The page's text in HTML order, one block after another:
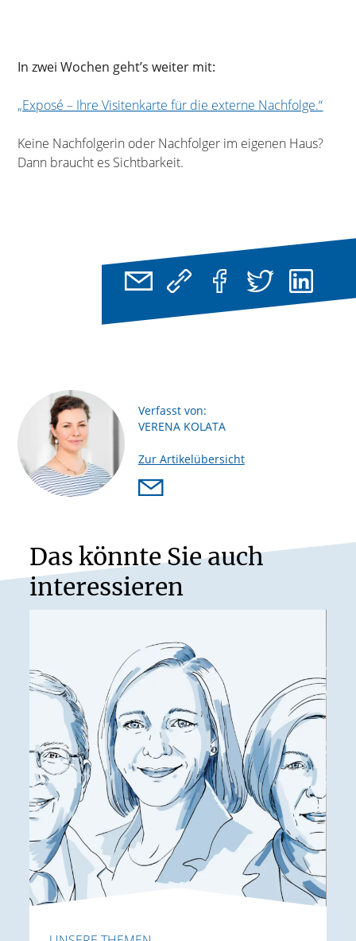
In zwei Wochen geht’s weiter mit:
„Exposé – Ihre Visitenkarte für die externe Nachfolge.“
Keine Nachfolgerin oder Nachfolger im eigenen Haus?
Dann braucht es Sichtbarkeit.
Verfasst von:
VERENA KOLATA
Zur Artikelübersicht
Das könnte Sie auch
interessieren